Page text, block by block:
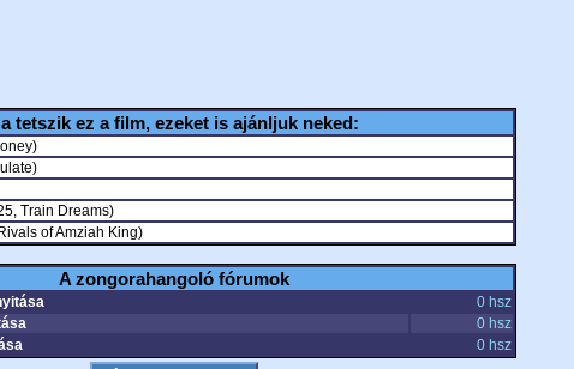
tetszik ez a film, ezeket is ajánljuk neked:
Train Dreams)
of Amziah King)
A zongorahangoló fórumok
0 hsz
0 hsz
0 hsz